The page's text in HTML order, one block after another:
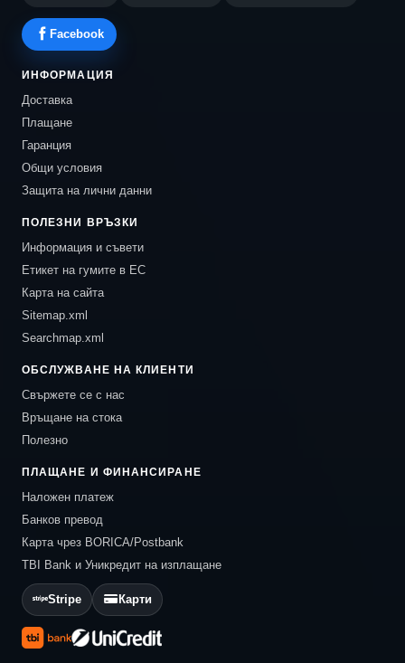
Facebook
ИНФОРМАЦИЯ
Доставка
Плащане
Гаранция
Общи условия
Защита на лични данни
ПОЛЕЗНИ ВРЪЗКИ
Информация и съвети
Етикет на гумите в ЕС
Карта на сайта
Sitemap.xml
Searchmap.xml
ОБСЛУЖВАНЕ НА КЛИЕНТИ
Свържете се с нас
Връщане на стока
Полезно
ПЛАЩАНЕ И ФИНАНСИРАНЕ
Наложен платеж
Банков превод
Карта чрез BORICA/Postbank
TBI Bank и Уникредит на изплащане
Stripe Карти